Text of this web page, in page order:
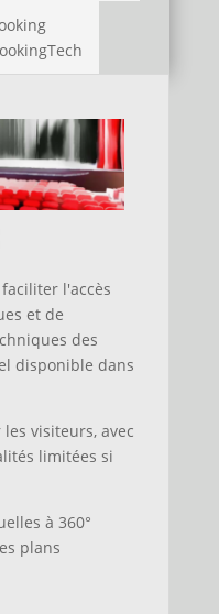
l'accès
etde
des
disponible dans
visiteurs, avec
limitées si
à 360°
plans